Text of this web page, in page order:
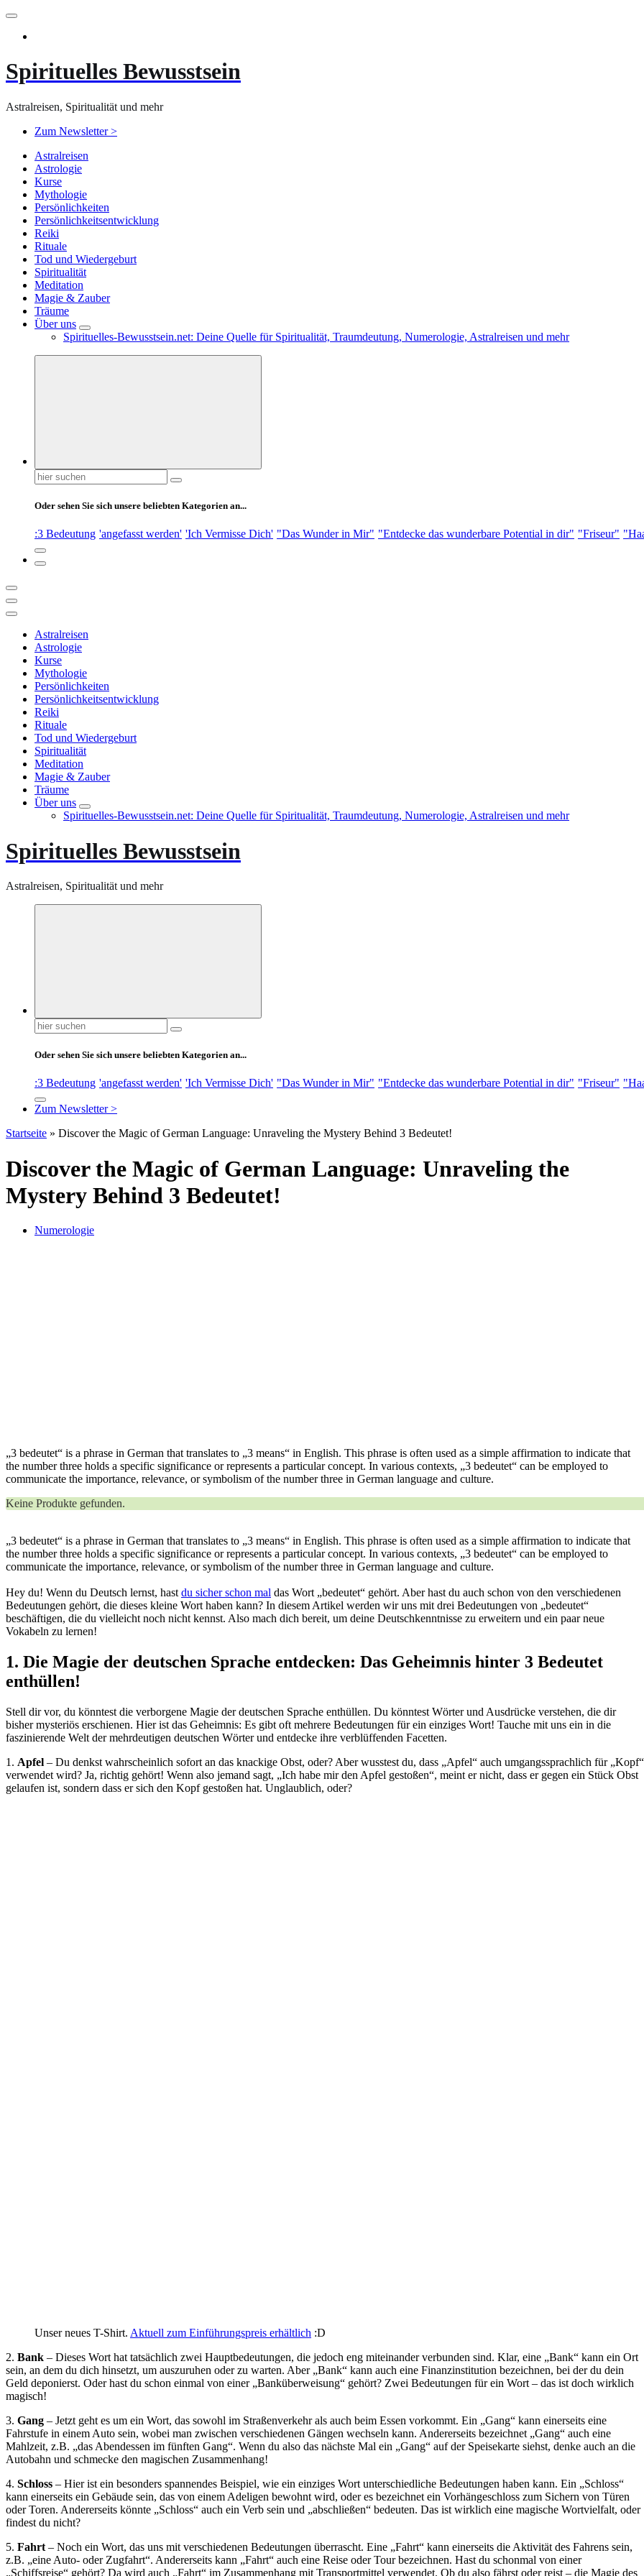
Zum
springen
Spirituelles Bewusstsein
Astralreisen, Spiritualität und mehr
Zum Newsletter >
Astralreisen
Astrologie
Kurse
Mythologie
Persönlichkeiten
Persönlichkeitsentwicklung
Reiki
Rituale
Tod und Wiedergeburt
Spiritualität
Meditation
Magie & Zauber
Träume
Über uns
Spirituelles-Bewusstsein.net: Deine Quelle für Spiritualität, Traumdeutung, Numerologie, Astralreisen und mehr
Suchen
nach:
Oder sehen Sie sich unsere beliebten Kategorien an...
:3 Bedeutung 'angefasst werden' 'Ich Vermisse Dich' "Das Wunder in Mir" "Entdecke das wunderbare Potential in dir" "Friseur"
Astralreisen
Astrologie
Kurse
Mythologie
Persönlichkeiten
Persönlichkeitsentwicklung
Reiki
Rituale
Tod und Wiedergeburt
Spiritualität
Meditation
Magie & Zauber
Träume
Über uns
Spirituelles-Bewusstsein.net: Deine Quelle für Spiritualität, Traumdeutung, Numerologie, Astralreisen und mehr
Spirituelles Bewusstsein
Astralreisen, Spiritualität und mehr
Suchen
nach:
Oder sehen Sie sich unsere beliebten Kategorien an...
:3 Bedeutung 'angefasst werden' 'Ich Vermisse Dich' "Das Wunder in Mir" "Entdecke das wunderbare Potential in dir" "Friseur"
Zum Newsletter >
Startseite » Discover the Magic of German Language: Unraveling the Mystery Behind 3 Bedeutet!
Discover the Magic of German Language: Unraveling the
Mystery Behind 3 Bedeutet!
Numerologie
„3 bedeutet“ is a phrase in German that translates to „3 means“ in English. This phrase is often used as a simple affirmation to indicate that
the number three holds a specific significance or represents a particular concept. In various contexts, „3 bedeutet“ can be employed to
communicate the importance, relevance, or symbolism of the number three in German language and culture.
Keine Produkte gefunden.
„3 bedeutet“ is a phrase in German that translates to „3 means“ in English. This phrase is often used as a simple affirmation to indicate that
the number three holds a specific significance or represents a particular concept. In various contexts, „3 bedeutet“ can be employed to
communicate the importance, relevance, or symbolism of the number three in German language and culture.
Hey du! Wenn du Deutsch lernst, hast du sicher schon mal das Wort „bedeutet“ gehört. Aber hast du auch schon von den verschiedenen
Bedeutungen gehört, die dieses kleine Wort haben kann? In diesem Artikel werden wir uns mit drei Bedeutungen von „bedeutet“
beschäftigen, die du vielleicht noch nicht kennst. Also mach dich bereit, um deine Deutschkenntnisse zu erweitern und ein paar neue
Vokabeln zu lernen!
1. Die Magie der deutschen Sprache entdecken: Das Geheimnis hinter 3 Bedeutet
enthüllen!
Stell dir vor, du könntest die verborgene Magie der deutschen Sprache enthüllen. Du könntest Wörter und Ausdrücke verstehen, die dir
bisher mysteriös erschienen. Hier ist das Geheimnis: Es gibt oft mehrere Bedeutungen für ein einziges Wort! Tauche mit uns ein in die
faszinierende Welt der mehrdeutigen deutschen Wörter und entdecke ihre verblüffenden Facetten.
1. Apfel – Du denkst wahrscheinlich sofort an das knackige Obst, oder? Aber wusstest du, dass „Apfel“ auch umgangssprachlich für „Kopf“
verwendet wird? Ja, richtig gehört! Wenn also jemand sagt, „Ich habe mir den Apfel gestoßen“, meint er nicht, dass er gegen ein Stück Obst
gelaufen ist, sondern dass er sich den Kopf gestoßen hat. Unglaublich, oder?
Unser neues T-Shirt. Aktuell zum Einführungspreis erhältlich :D
2. Bank – Dieses Wort hat tatsächlich zwei Hauptbedeutungen, die jedoch eng miteinander verbunden sind. Klar, eine „Bank“ kann ein Ort
sein, an dem du dich hinsetzt, um auszuruhen oder zu warten. Aber „Bank“ kann auch eine Finanzinstitution bezeichnen, bei der du dein
Geld deponierst. Oder hast du schon einmal von einer „Banküberweisung“ gehört? Zwei Bedeutungen für ein Wort – das ist doch wirklich
magisch!
3. Gang – Jetzt geht es um ein Wort, das sowohl im Straßenverkehr als auch beim Essen vorkommt. Ein „Gang“ kann einerseits eine
Fahrstufe in einem Auto sein, wobei man zwischen verschiedenen Gängen wechseln kann. Andererseits bezeichnet „Gang“ auch eine
Mahlzeit, z.B. „das Abendessen im fünften Gang“. Wenn du also das nächste Mal ein „Gang“ auf der Speisekarte siehst, denke auch an die
Autobahn und schmecke den magischen Zusammenhang!
4. Schloss – Hier ist ein besonders spannendes Beispiel, wie ein einziges Wort unterschiedliche Bedeutungen haben kann. Ein „Schloss“
kann einerseits ein Gebäude sein, das von einem Adeligen bewohnt wird, oder es bezeichnet ein Vorhängeschloss zum Sichern von Türen
oder Toren. Andererseits könnte „Schloss“ auch ein Verb sein und „abschließen“ bedeuten. Das ist wirklich eine magische Wortvielfalt, oder
findest du nicht?
5. Fahrt – Noch ein Wort, das uns mit verschiedenen Bedeutungen überrascht. Eine „Fahrt“ kann einerseits die Aktivität des Fahrens sein,
z.B. „eine Auto- oder Zugfahrt“. Andererseits kann „Fahrt“ auch eine Reise oder Tour bezeichnen. Hast du schonmal von einer
„Schiffsreise“ gehört? Da wird auch „Fahrt“ im Zusammenhang mit Transportmittel verwendet. Ob du also fährst oder reist – die Magie des